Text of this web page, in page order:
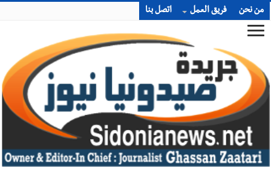
من نحن فريق العمل اتصل بنا